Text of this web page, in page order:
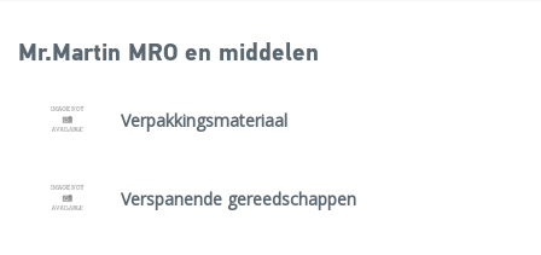
Mr.Martin MRO en middelen
Verpakkingsmateriaal
Verspanende gereedschappen